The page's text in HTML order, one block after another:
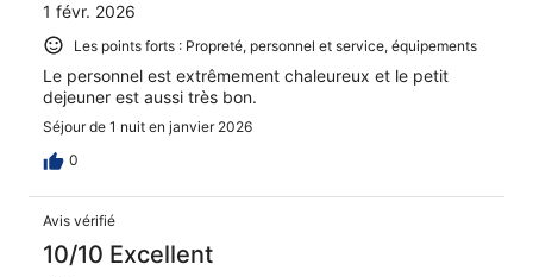
1 févr. 2026
Les points forts : Propreté, personnel et service, équipements
Le personnel est extrêmement chaleureux et le petit
dejeuner est aussi très bon.
Séjour de 1 nuit en janvier 2026
0
Avis vérifié
10/10 Excellent